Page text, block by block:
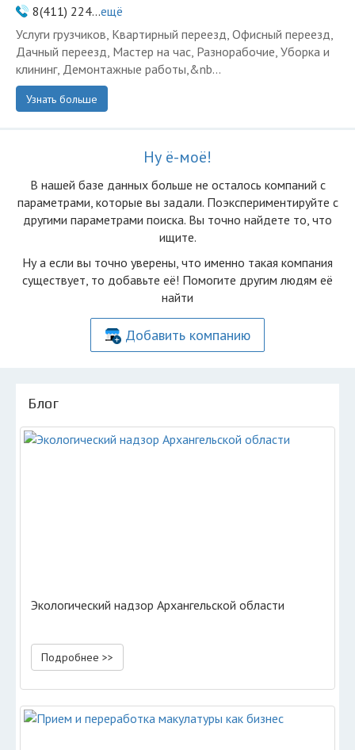
8(411) 224...ещё
Услуги грузчиков, Квартирный переезд, Офисный переезд,
Дачный переезд, Мастер на час, Разнорабочие, Уборка и
клининг, Демонтажные работы,&nb...
Узнать больше
Ну ё-моё!
В нашей базе данных больше не осталоcь компаний с
параметрами, которые вы задали. Поэкспериментируйте с
другими параметрами поиска. Вы точно найдете то, что
ищите.
Ну а если вы точно уверены, что именно такая компания
существует, то добавьте её! Помогите другим людям её
найти
Добавить компанию
Блог
Экологический надзор Архангельской области
Подробнее >>